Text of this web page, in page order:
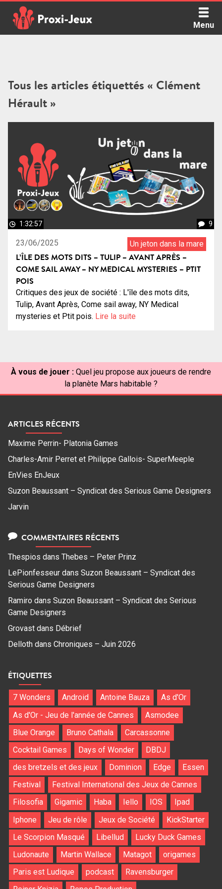
content
Menu
Tous les articles étiquettés « Clément
Hérault »
1:32:57 9
23/06/2025 Un jeton dans la mare
L’ÎLE DES MOTS DITS – TULIP – AVANT APRÈS –
COME SAIL AWAY – NY MEDICAL MYSTERIES – PTIT
POIS
Critiques des jeux de société : L'île des mots dits,
Tulip, Avant Après, Come sail away, NY Medical
mysteries et Ptit pois. Lire la suite
À vous de jouer : Quel jeu propose aux joueurs de rendre
la planète Mars habitable ?
ARTICLES RÉCENTS
Maxime Perrin- Platonia Games
Charles-Amir Perret et Philippe Gallois- SuperMeeple
EnVies EnJeux
Suzon Beaussant – Syndicat des Serious Game Designers
Jarvin
COMMENTAIRES RÉCENTS
Thespios dans Thebes – Peter Prinz
LePionfesseur dans Suzon Beaussant – Syndicat des
Serious Game Designers
Ramiro dans Suzon Beaussant – Syndicat des Serious
Game Designers
Grovast dans Débrief
Delloth dans Chroniques – Juin 2026
ÉTIQUETTES
7 Wonders Android Antoine Bauza
As d'Or
As d'Or - Jeu de l'année de Cannes
Asmodee
Blue Orange
Bruno Cathala
Carcassonne
Cocktail Games
Days of Wonder
DBDJ
des bretzels et des jeux
Dominion Edge
Essen
Festival
Festival International des Jeux de Cannes
Filosofia
Gigamic Haba Iello IOS
Ipad
Iphone
Jeu de rôle Jeux de Société
KickStarter
Le Scorpion Masqué
Libellud
Lucky Duck Games
Ludonaute
Martin Wallace Matagot
origames
Paris est Ludique
podcast
Ravensburger